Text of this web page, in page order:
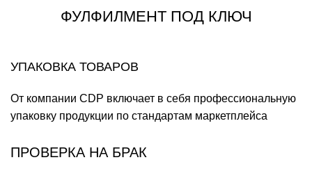
ФУЛФИЛМЕНТ ПОД КЛЮЧ
УПАКОВКА ТОВАРОВ
От компании CDP включает в себя профессиональную
упаковку продукции по стандартам маркетплейса
ПРОВЕРКА НА БРАК